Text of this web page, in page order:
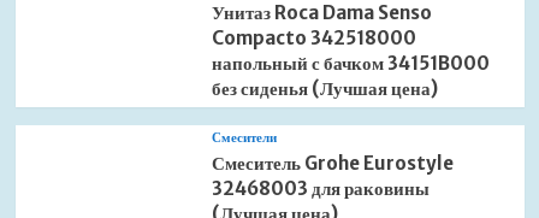
Унитаз Roca Dama Senso
Compacto 342518000
напольный с бачком 34151B000
без сиденья (Лучшая цена)
Смесители
Смеситель Grohe Eurostyle
32468003 для раковины